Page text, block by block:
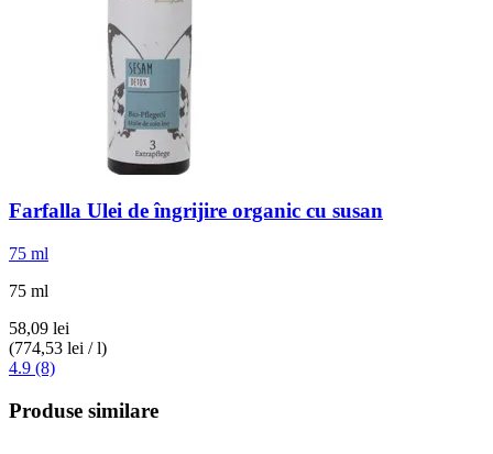
Farfalla Ulei de îngrijire organic cu susan
75 ml
75 ml
58,09 lei
(774,53 lei / l)
4.9 (8)
Produse similare